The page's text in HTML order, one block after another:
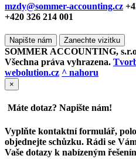
mzdy@sommer-accounting.cz
+420 326 214 001
Napište nám Zanechte vizitku
SOMMER ACCOUNTING,
Všechna práva vyhrazena.
webolution.cz ^ nahoru
×
Máte dotaz? Napište nám!
Vyplňte kontaktní formulář,
objednejte schůzku. Rádi se
Vaše dotazy k nabízeným